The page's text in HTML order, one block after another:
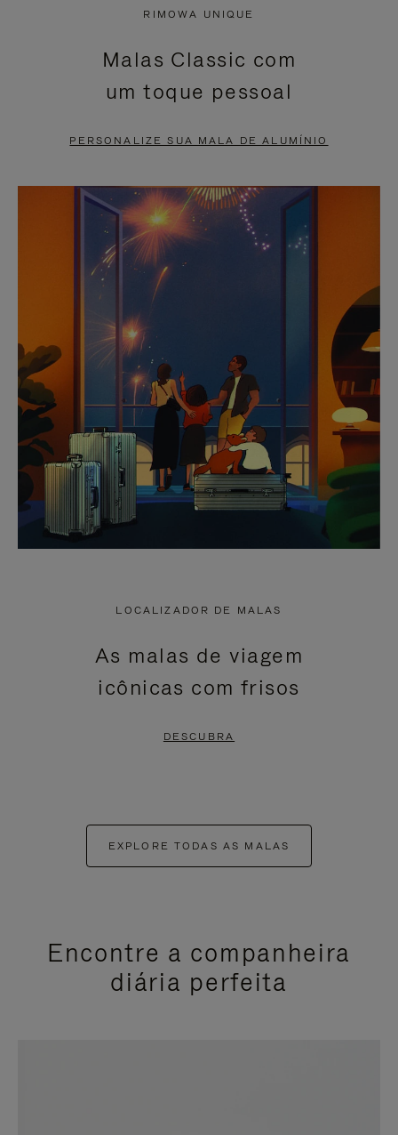
PAUSADO,
PRESSIONE
PARA
LO
SOM.
POR
FAVOR,
PARA
ATIVÁ-
LO
RIMOWA UNIQUE
Malas Classic com
um toque pessoal
PERSONALIZE SUA MALA DE ALUMÍNIO
LOCALIZADOR DE MALAS
As malas de viagem
icônicas com frisos
DESCUBRA
EXPLORE TODAS AS MALAS
Encontre a companheira
diária perfeita